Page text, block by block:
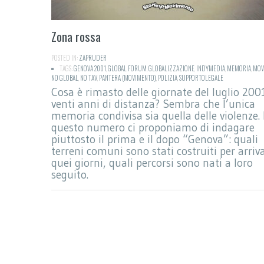
Zona rossa
POSTED IN:ZAPRUDER
TAGS:GENOVA 2001 GLOBAL FORUM GLOBALIZZAZIONE INDYMEDIA MEMORIA
NO GLOBAL NO TAV PANTERA (MOVIMENTO) POLIZIASUPPORTOLEGALE
Cosa è rimasto delle giornate del luglio
venti anni di distanza? Sembra che l’unica
memoria condivisa sia quella delle violenze.
questo numero ci proponiamo di indagare
piuttosto il prima e il dopo “Genova”: quali
terreni comuni sono stati costruiti per
quei giorni, quali percorsi sono nati a loro
seguito.